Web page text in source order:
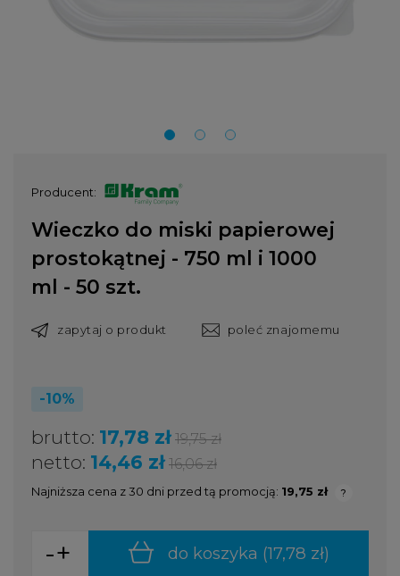
Producent:
Wieczko do miski papierowej
prostokątnej - 750 ml i 1000
ml - 50 szt.
zapytaj o produkt poleć znajomemu
-10%
brutto: 17,78 zł 19,75 zł
netto: 14,46 zł 16,06 zł
Najniższa cena z 30 dni przed tą promocją: 19,75 zł
+
- do koszyka (17,78 zł)